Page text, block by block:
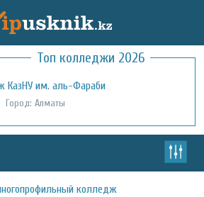
Топ колледжи 2026
КазНУ им. аль-Фараби
Город: Алматы
колледж